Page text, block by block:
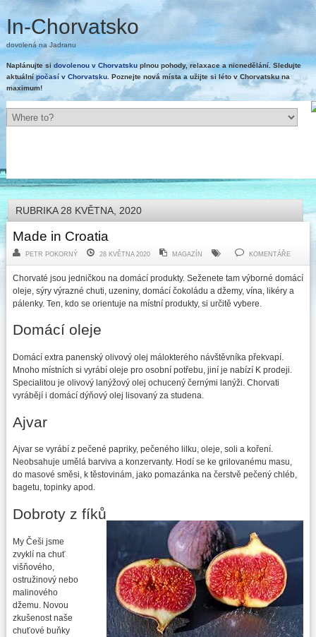
In-Chorvatsko
dovolená na Jadranu
Naplánujte si dovolenou v Chorvatskuplnou pohody, relaxace a nicnedělání. Sledujte
aktuálnípočasí v Chorvatsku. Poznejte nová místa a užijte si léto v Chorvatsku na
maximum!
RUBRIKA 28 KVĚTNA, 2020
Made in Croatia
PETR POKORNÝ 28 KVĚTNA 2020 MAGAZÍN KOMENTÁŘE
Chorvaté jsou jedničkou na domácí produkty. Seženete tam výborné domácí
oleje, sýry výrazné chuti, uzeniny, domácí čokoládu a džemy, vína, likéry a
pálenky. Ten, kdo se orientuje na místní produkty, si určitě vybere.
Domácí oleje
Domácí extra panenský olivový olej málokterého návštěvníka překvapí.
Mnoho místních si vyrábí oleje pro osobní potřebu, jiní je nabízí K prodeji.
Specialitou je olivový lanýžový olej ochucený černými lanýži. Chorvati
vyrábějí i domácí dýňový olej lisovaný za studena.
Ajvar
Ajvar se vyrábí z pečené papriky, pečeného lilku, oleje, soli a koření.
Neobsahuje umělá barviva a konzervanty. Hodí se ke grilovanému masu,
do masové směsi, k těstovinám, jako pomazánka na čerstvě pečený chléb,
bagetu, topinky apod.
Dobroty z fíků
My Češi jsme
zvyklí na chuť
višňového,
ostružinový nebo
malinového
džemu. Novou
zkušenost naše
chuťové buňky